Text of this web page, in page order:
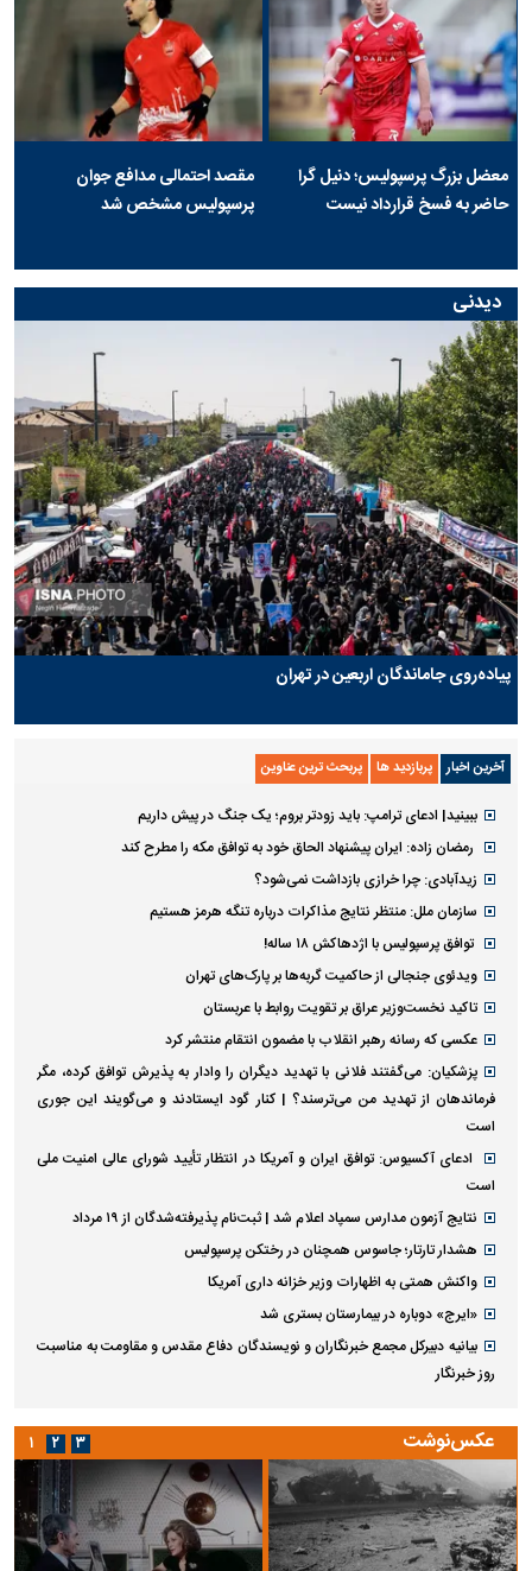
معضل بزرگ پرسپولیس؛ دنیل گرا
حاضر به فسخ قرارداد نیست
مقصد احتمالی مدافع جوان
پرسپولیس مشخص شد
دیدنی
پیاده‌روی جاماندگان اربعین در تهران
آخرین اخبار پربازدید ها پربحث ترین عناوین
ببینید| ادعای ترامپ: باید زودتر بروم؛ یک جنگ در پیش داریم
رمضان زاده: ایران پیشنهاد الحاق خود به توافق مکه را مطرح کند
زیدآبادی: چرا خرازی بازداشت نمی‌شود؟
سازمان ملل: منتظر نتایج مذاکرات درباره تنگه هرمز هستیم
توافق پرسپولیس با اژدهاکش ۱۸ ساله!
ویدئوی جنجالی از حاکمیت گربه‌ها بر پارک‌های تهران
تاکید نخست‌وزیر عراق بر تقویت روابط با عربستان
عکسی که رسانه رهبر انقلاب با مضمون انتقام منتشر کرد
پزشکیان: می‌گفتند فلانی با تهدید دیگران را وادار به پذیرش توافق کرده، مگر
فرماندهان از تهدید من می‌ترسند؟ | کنار گود ایستادند و می‌گویند این جوری
است
ادعای آکسیوس: توافق ایران و آمریکا در انتظار تأیید شورای عالی امنیت ملی
است
نتایج آزمون مدارس سمپاد اعلام شد | ثبت‌نام پذیرفته‌شدگان از ۱۹ مرداد
هشدار تارتار؛ جاسوس همچنان در رختکن پرسپولیس
واکنش همتی به اظهارات وزیر خزانه داری آمریکا
«ایرج» دوباره در بیمارستان بستری شد
بیانیه دبیرکل مجمع خبرنگاران و نویسندگان دفاع مقدس و مقاومت به مناسبت
روز خبرنگار
عکس‌نوشت ۱ ۲ ۳